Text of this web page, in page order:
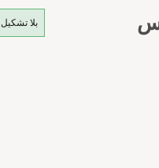
بلا تشكيل